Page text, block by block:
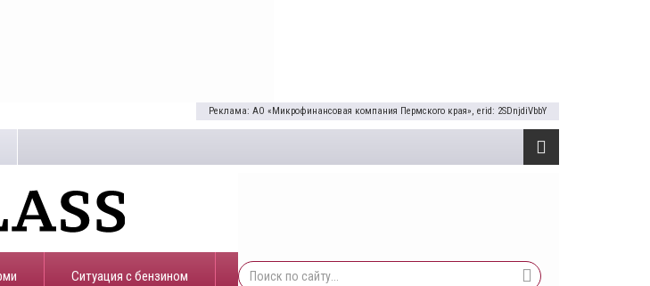
Реклама: АО «Микрофинансовая компания Пермского края», erid: 2SDnjdiVbbY
​Ситуация с бензином